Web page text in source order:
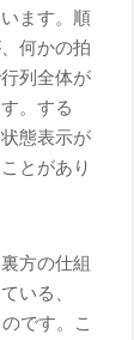
ます。順
何かの拍
列全体が
。する
態表示が
とがあり
方の仕組
いる、
です。こ